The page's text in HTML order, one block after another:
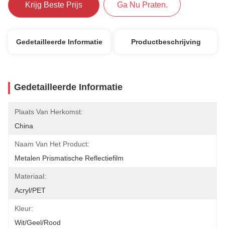
Krijg Beste Prijs Ga Nu Praten.
Gedetailleerde Informatie Productbeschrijving
Gedetailleerde Informatie
Plaats Van Herkomst:
China
Naam Van Het Product:
Metalen Prismatische Reflectiefilm
Materiaal:
Acryl/PET
Kleur:
Wit/geel/rood